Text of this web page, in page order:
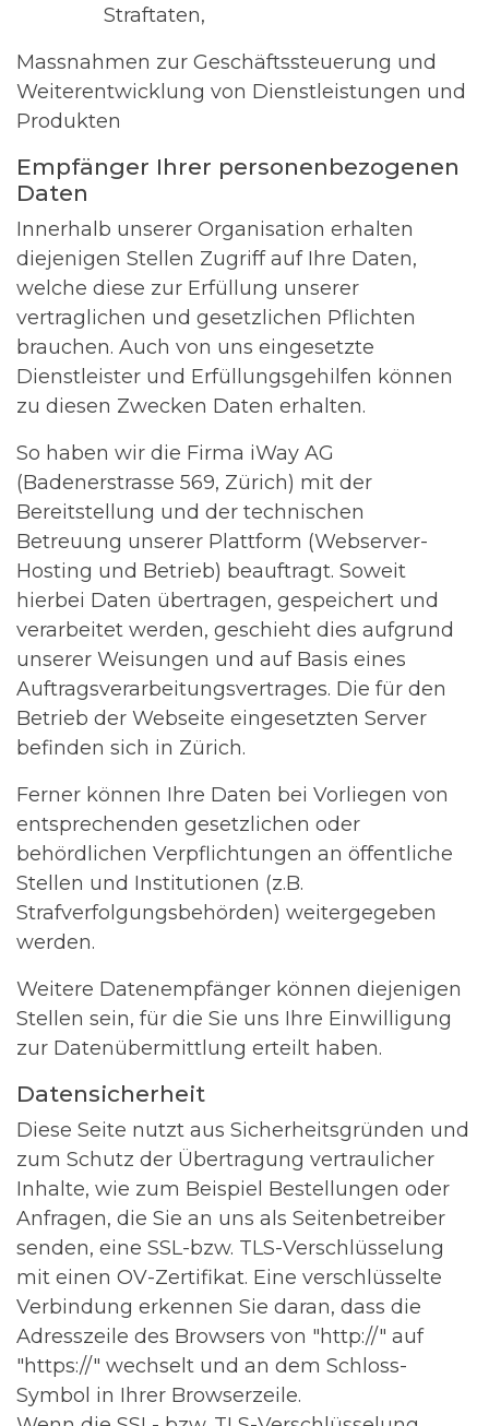
Straftaten,
Massnahmen zur Geschäftssteuerung und
Weiterentwicklung von Dienstleistungen und
Produkten
Empfänger Ihrer personenbezogenen
Daten
Innerhalb unserer Organisation erhalten
diejenigen Stellen Zugriff auf Ihre Daten,
welche diese zur Erfüllung unserer
vertraglichen und gesetzlichen Pflichten
brauchen. Auch von uns eingesetzte
Dienstleister und Erfüllungsgehilfen können
zu diesen Zwecken Daten erhalten.
So haben wir die Firma iWay AG
(Badenerstrasse 569, Zürich) mit der
Bereitstellung und der technischen
Betreuung unserer Plattform (Webserver-
Hosting und Betrieb) beauftragt. Soweit
hierbei Daten übertragen, gespeichert und
verarbeitet werden, geschieht dies aufgrund
unserer Weisungen und auf Basis eines
Auftragsverarbeitungsvertrages. Die für den
Betrieb der Webseite eingesetzten Server
befinden sich in Zürich.
Ferner können Ihre Daten bei Vorliegen von
entsprechenden gesetzlichen oder
behördlichen Verpflichtungen an öffentliche
Stellen und Institutionen (z.B.
Strafverfolgungsbehörden) weitergegeben
werden.
Weitere Datenempfänger können diejenigen
Stellen sein, für die Sie uns Ihre Einwilligung
zur Datenübermittlung erteilt haben.
Datensicherheit
Diese Seite nutzt aus Sicherheitsgründen und
zum Schutz der Übertragung vertraulicher
Inhalte, wie zum Beispiel Bestellungen oder
Anfragen, die Sie an uns als Seitenbetreiber
senden, eine SSL-bzw. TLS-Verschlüsselung
mit einen OV-Zertifikat. Eine verschlüsselte
Verbindung erkennen Sie daran, dass die
Adresszeile des Browsers von "http://" auf
"https://" wechselt und an dem Schloss-
Symbol in Ihrer Browserzeile.